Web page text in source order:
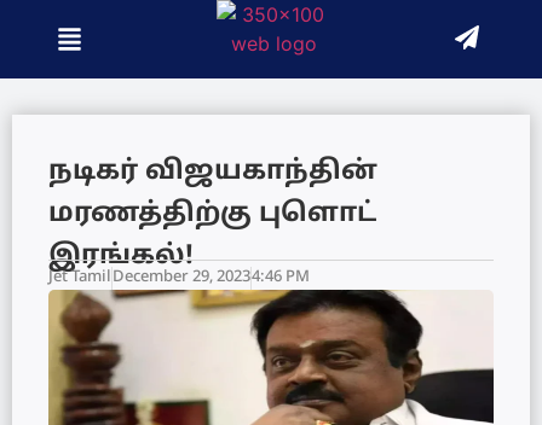
நடிகர் விஜயகாந்தின்
மரணத்திற்கு புளொட்
இரங்கல்!
Jet TamilDecember 29, 20234:46 PM